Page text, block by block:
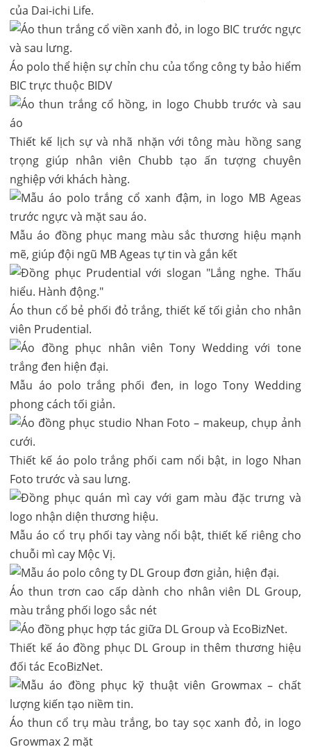
của Dai-ichi Life.
Áo polo thể hiện sự chỉn chu của tổng công ty bảo hiểm
BIC trực thuộc BIDV
Thiết kế lịch sự và nhã nhặn với tông màu hồng sang
trọng giúp nhân viên Chubb tạo ấn tượng chuyên
nghiệp với khách hàng.
Mẫu áo đồng phục mang màu sắc thương hiệu mạnh
mẽ, giúp đội ngũ MB Ageas tự tin và gắn kết
Áo thun cổ bẻ phối đỏ trắng, thiết kế tối giản cho nhân
viên Prudential.
Mẫu áo polo trắng phối đen, in logo Tony Wedding
phong cách tối giản.
Thiết kế áo polo trắng phối cam nổi bật, in logo Nhan
Foto trước và sau lưng.
Mẫu áo cổ trụ phối tay vàng nổi bật, thiết kế riêng cho
chuỗi mì cay Mộc Vị.
Áo thun trơn cao cấp dành cho nhân viên DL Group,
màu trắng phối logo sắc nét
Thiết kế áo đồng phục DL Group in thêm thương hiệu
đối tác EcoBizNet.
Áo thun cổ trụ màu trắng, bo tay sọc xanh đỏ, in logo
Growmax 2 mặt